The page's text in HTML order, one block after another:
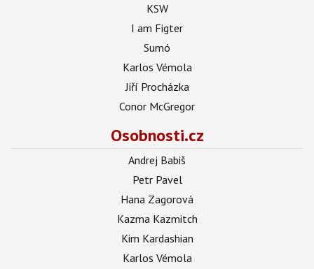
KSW
I am Figter
Sumó
Karlos Vémola
Jiří Procházka
Conor McGregor
Osobnosti.cz
Andrej Babiš
Petr Pavel
Hana Zagorová
Kazma Kazmitch
Kim Kardashian
Karlos Vémola